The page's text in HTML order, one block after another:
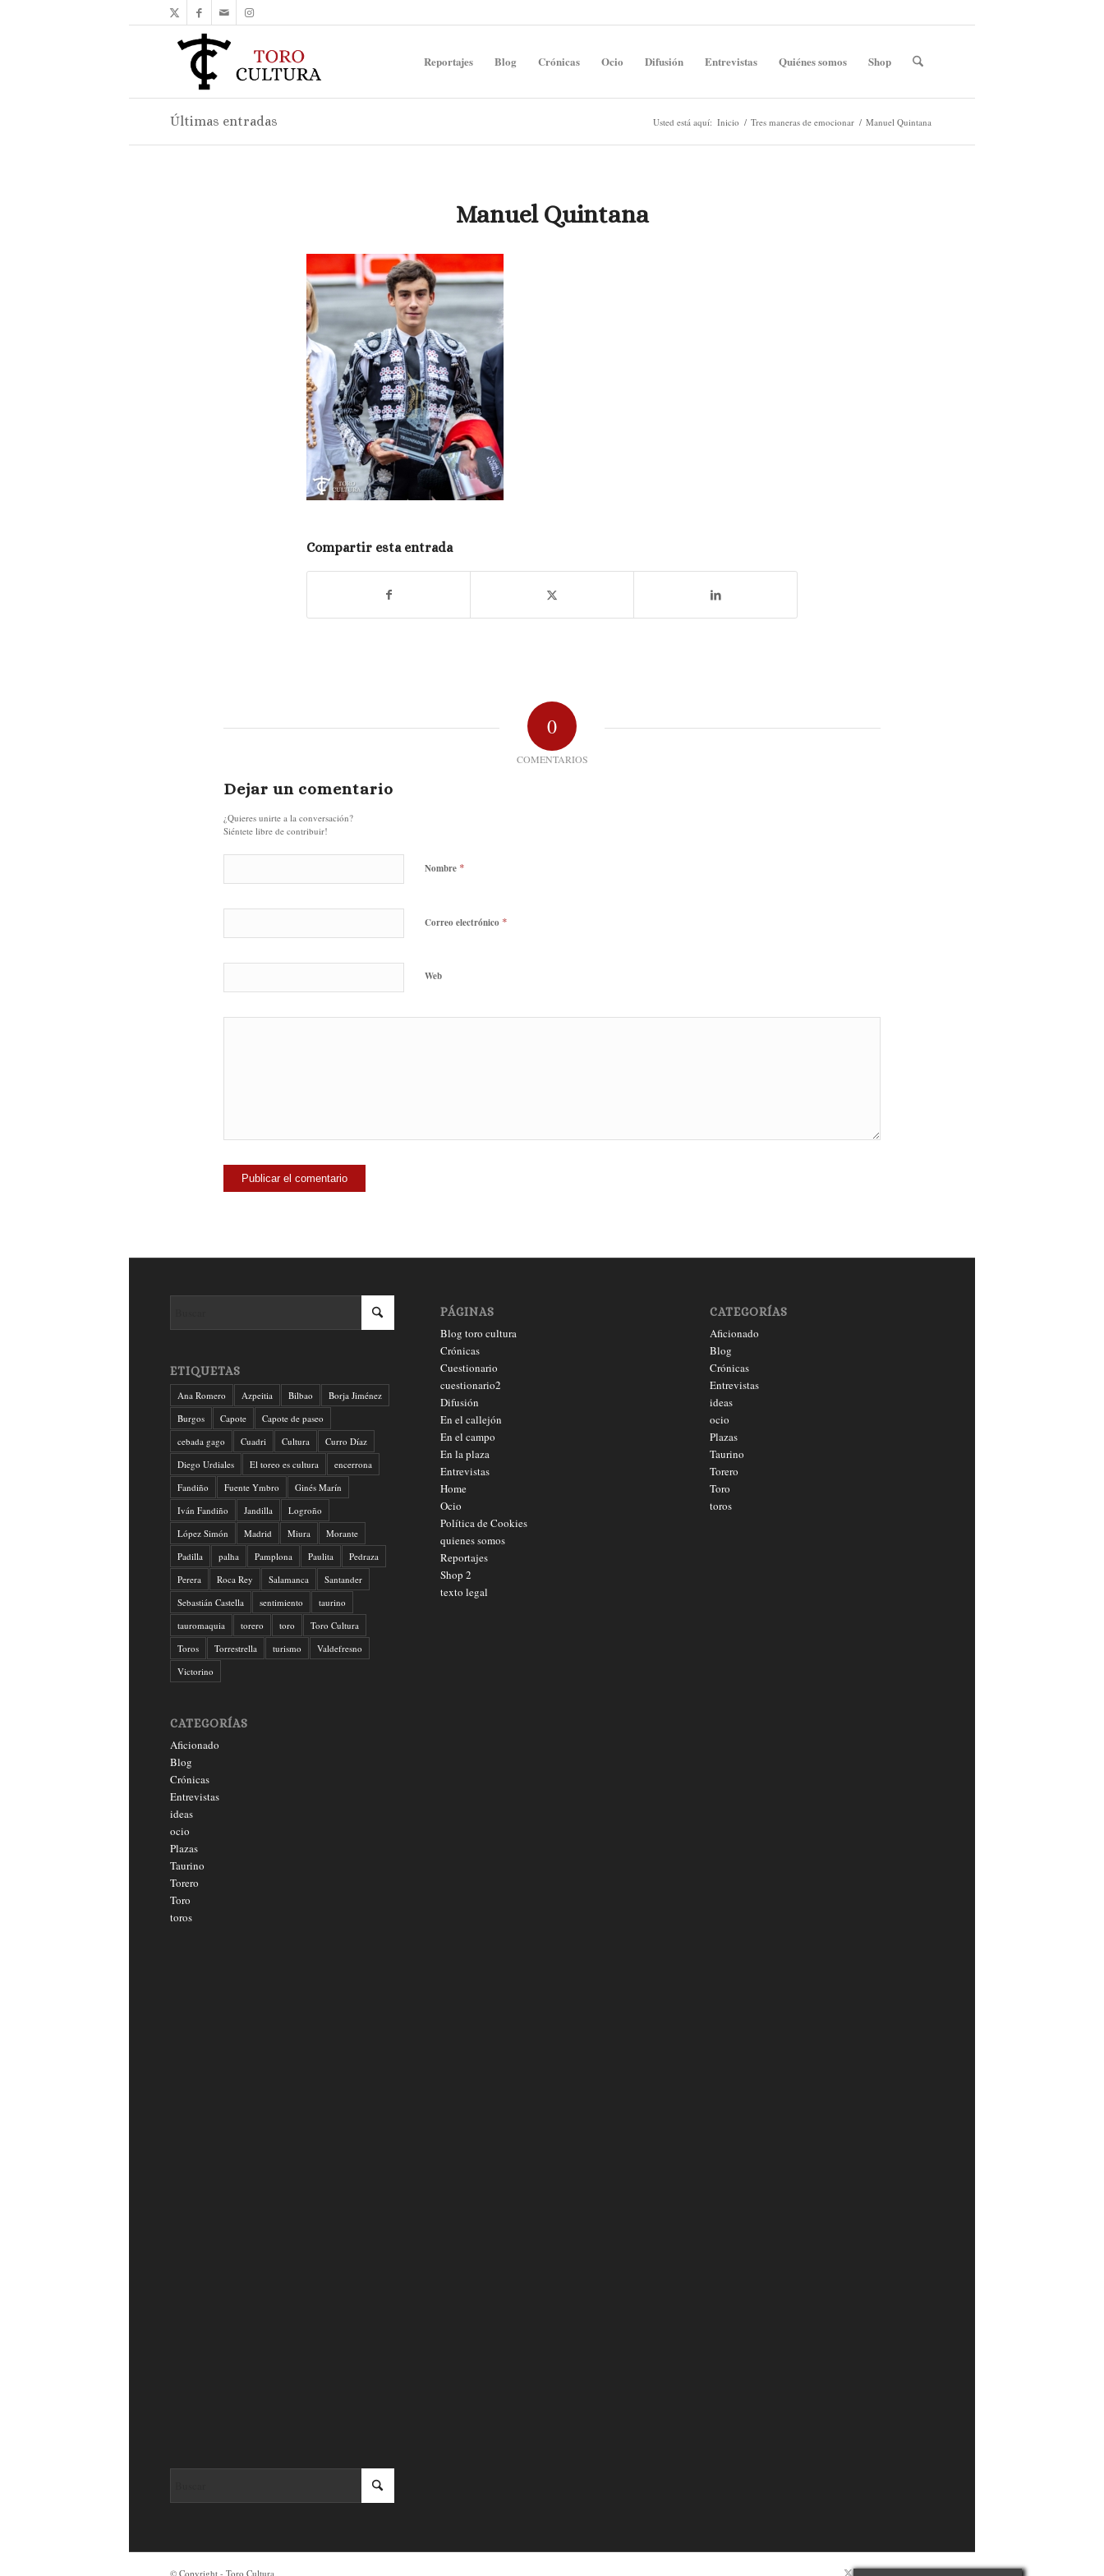
Reportajes Blog Crónicas Ocio Difusión Entrevistas Quiénes somos Shop
Últimas entradas Usted está aquí: Inicio / Tres maneras de emocionar / Manuel Quintana
Manuel Quintana
Compartir esta entrada
0
COMENTARIOS
Dejar un comentario
¿Quieres unirte a la conversación?
Siéntete libre de contribuir!
Nombre *
Correo electrónico *
Web
ETIQUETAS
Ana Romero Azpeitia Bilbao
Borja Jiménez
Burgos
Capote
Capote de paseo
cebada gago
Cuadri Cultura
Curro Díaz
Diego Urdiales
El toreo es cultura
encerrona
Fandiño
Fuente Ymbro
Ginés Marín
Iván Fandiño
Jandilla
Logroño
López Simón
Madrid Miura
Morante
Padilla
palha Pamplona Paulita
Pedraza
Perera
Roca Rey Salamanca
Santander
Sebastián Castella
sentimiento
taurino
tauromaquia
torero toro
Toro Cultura
Toros
Torrestrella turismo
Valdefresno
Victorino
CATEGORÍAS
Aficionado
Blog
Crónicas
Entrevistas
ideas
ocio
Plazas
Taurino
Torero
Toro
toros
PÁGINAS
Blog toro cultura
Crónicas
Cuestionario
cuestionario2
Difusión
En el callejón
En el campo
En la plaza
Entrevistas
Home
Ocio
Política de Cookies
quienes somos
Reportajes
Shop 2
texto legal
CATEGORÍAS
Aficionado
Blog
Crónicas
Entrevistas
ideas
ocio
Plazas
Taurino
Torero
Toro
toros
© Copyright - Toro Cultura